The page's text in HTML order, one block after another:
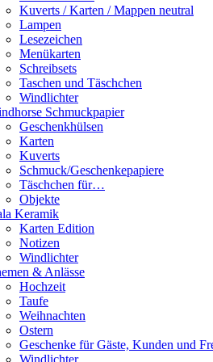
Kuverts / Karten / Mappen neutral
Lampen
Lesezeichen
Menükarten
Schreibsets
Taschen und Täschchen
Windlichter
Schmuckpapier
Geschenkhülsen
Karten
Kuverts
Schmuck/Geschenkepapiere
Täschchen für…
Objekte
Keramik
Karten Edition
Notizen
Windlichter
& Anlässe
Hochzeit
Taufe
Weihnachten
Ostern
Geschenke für Gäste, Kunden und
Windlichter